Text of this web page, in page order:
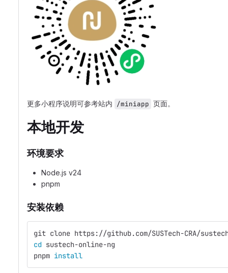
更多小程序说明可参考站内 /miniapp 页面。
本地开发
环境要求
Node.js v24
pnpm
安装依赖
git clone https://github.com/SUSTech-CRA/
cd sustech-online-ng
pnpm install